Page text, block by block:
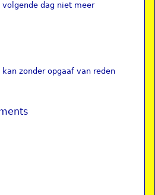
dag niet meer
zonder opgaaf van reden